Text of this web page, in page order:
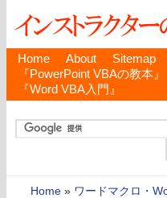
Home About Sitemap
『PowerPoint VBAの教本』
『Word VBA入門』
Home » ワードマクロ・